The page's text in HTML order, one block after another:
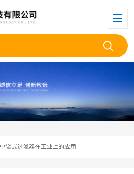
袋式过滤器在工业上的应用